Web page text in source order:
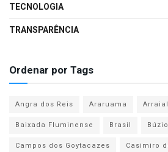
TECNOLOGIA
TRANSPARÊNCIA
Ordenar por Tags
Angra dos Reis Araruama
Baixada Fluminense
Brasil
Campos dos Goytacazes
Casimiro